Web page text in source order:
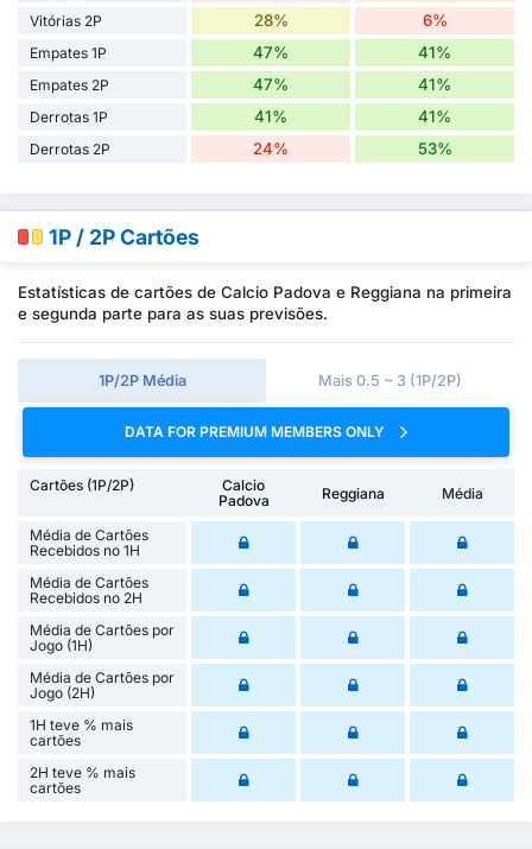
Vitórias 2P 28% 6%
Empates 1P 47% 41%
Empates 2P 47% 41%
Derrotas 1P 41% 41%
Derrotas 2P 24% 53%
1P / 2P Cartões
Estatísticas de cartões de Calcio Padova e Reggiana na primeira
e segunda parte para as suas previsões.
1P/2P Média Mais 0.5 ~ 3 (1P/2P)
DATA FOR PREMIUM MEMBERS ONLY
Cartões (1P/2P)
Calcio
Padova
Reggiana Média
Média de Cartões
Recebidos no 1H
Média de Cartões
Recebidos no 2H
Média de Cartões por
Jogo (1H)
Média de Cartões por
Jogo (2H)
1H teve % mais
cartões
2H teve % mais
cartões